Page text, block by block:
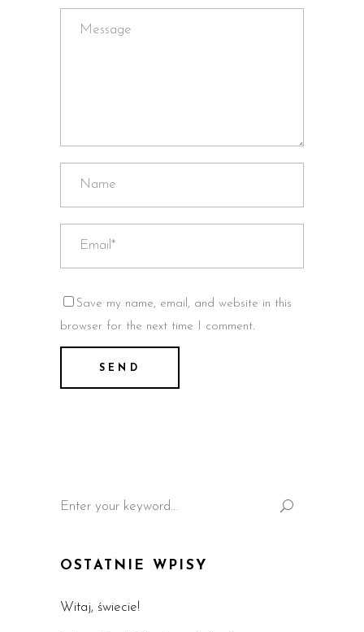
Save my name, email, and website in this
browser for the next time I comment.
for:
OSTATNIE WPISY
Witaj, świecie!